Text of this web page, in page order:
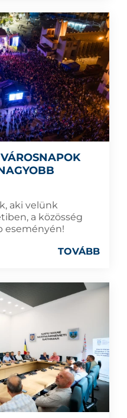
aki velünk
a közösség
eseményén!
TOVÁBB